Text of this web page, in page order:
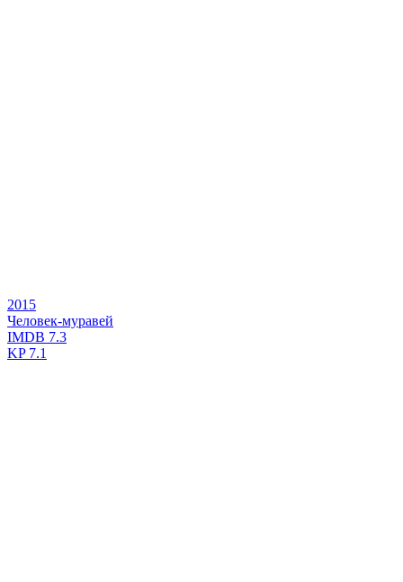
2015
Человек-муравей
IMDB 7.3
KP7.1